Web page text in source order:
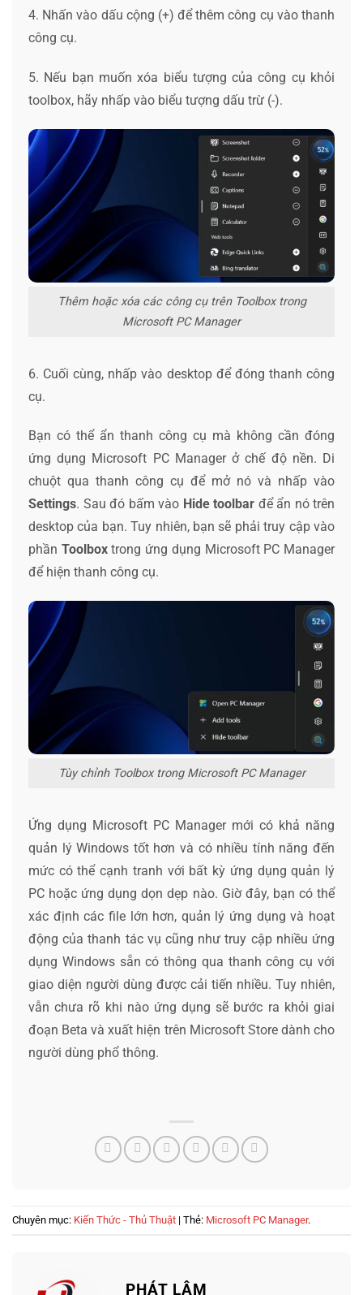
4. Nhấn vào dấu cộng (+) để thêm công cụ vào thanh
công cụ.
5. Nếu bạn muốn xóa biểu tượng của công cụ khỏi
toolbox, hãy nhấp vào biểu tượng dấu trừ (-).
Thêm hoặc xóa các công cụ trên Toolbox trong
Microsoft PC Manager
6. Cuối cùng, nhấp vào desktop để đóng thanh công
cụ.
Bạn có thể ẩn thanh công cụ mà không cần đóng
ứng dụng Microsoft PC Manager ở chế độ nền. Di
chuột qua thanh công cụ để mở nó và nhấp vào
Settings. Sau đó bấm vào Hide toolbar để ẩn nó trên
desktop của bạn. Tuy nhiên, bạn sẽ phải truy cập vào
phần Toolboxtrong ứng dụng Microsoft PC Manager
để hiện thanh công cụ.
Tùy chỉnh Toolbox trong Microsoft PC Manager
Ứng dụng Microsoft PC Manager mới có khả năng
quản lý Windows tốt hơn và có nhiều tính năng đến
mức có thể cạnh tranh với bất kỳ ứng dụng quản lý
PC hoặc ứng dụng dọn dẹp nào. Giờ đây, bạn có thể
xác định các file lớn hơn, quản lý ứng dụng và hoạt
động của thanh tác vụ cũng như truy cập nhiều ứng
dụng Windows sẵn có thông qua thanh công cụ với
giao diện người dùng được cải tiến nhiều. Tuy nhiên,
vẫn chưa rõ khi nào ứng dụng sẽ bước ra khỏi giai
đoạn Beta và xuất hiện trên Microsoft Store dành cho
người dùng phổ thông.
Chuyên mục: Kiến Thức - Thủ Thuật | Thẻ: Microsoft PC Manager.
PHÁT LÂM